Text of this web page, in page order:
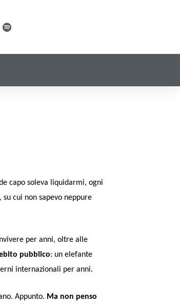
capo soleva liquidarmi, ogni
cui non sapevo neppure
per anni, oltre alle
pubblico: un elefante
internazionali per anni.
Appunto. Ma non penso